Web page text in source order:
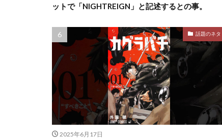
ットで「NIGHTREIGN」と記述するとの事。
話題のネタ
2025年6月17日